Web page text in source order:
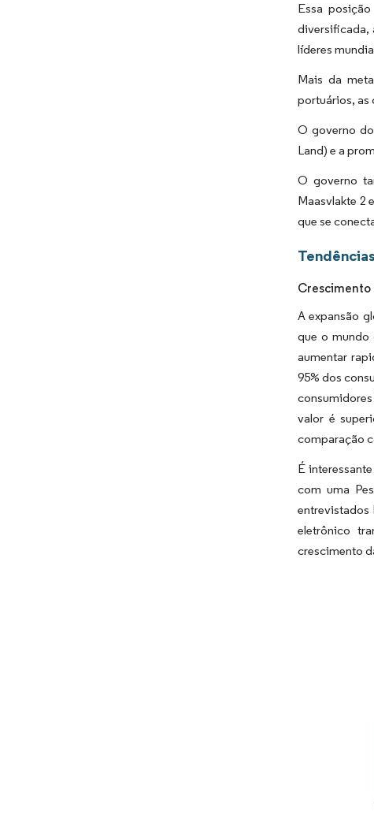
Essa
diversificada,
líderes
Mais da
portuários, as
O governo
Land) e a
O governo
Maasvlakte 2
que se
A expansão
que o mundo
aumentar
95% dos
valor é
comparação
É
com uma
entrevistados
eletrônico
crescimento